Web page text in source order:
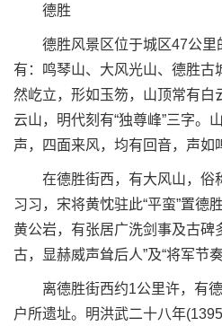
德胜
德胜风景区位于城区47公里
有：鸣琴山、大风光山、德胜古
然屹立，形如玉笏，山顶常有白
云山，明代刻有“独尊峰”三字。
声，四面来风，均有回音，声如
在德胜街西，有大风山，俗
习习，宋将黄忱驻此“平蛮”置德
黄公岩，有张居广洗剑事及古碑
古，显赫威声耸后人”及“将军节
离德胜街西约1公里许，有德
户所遗址。明洪武二十八年